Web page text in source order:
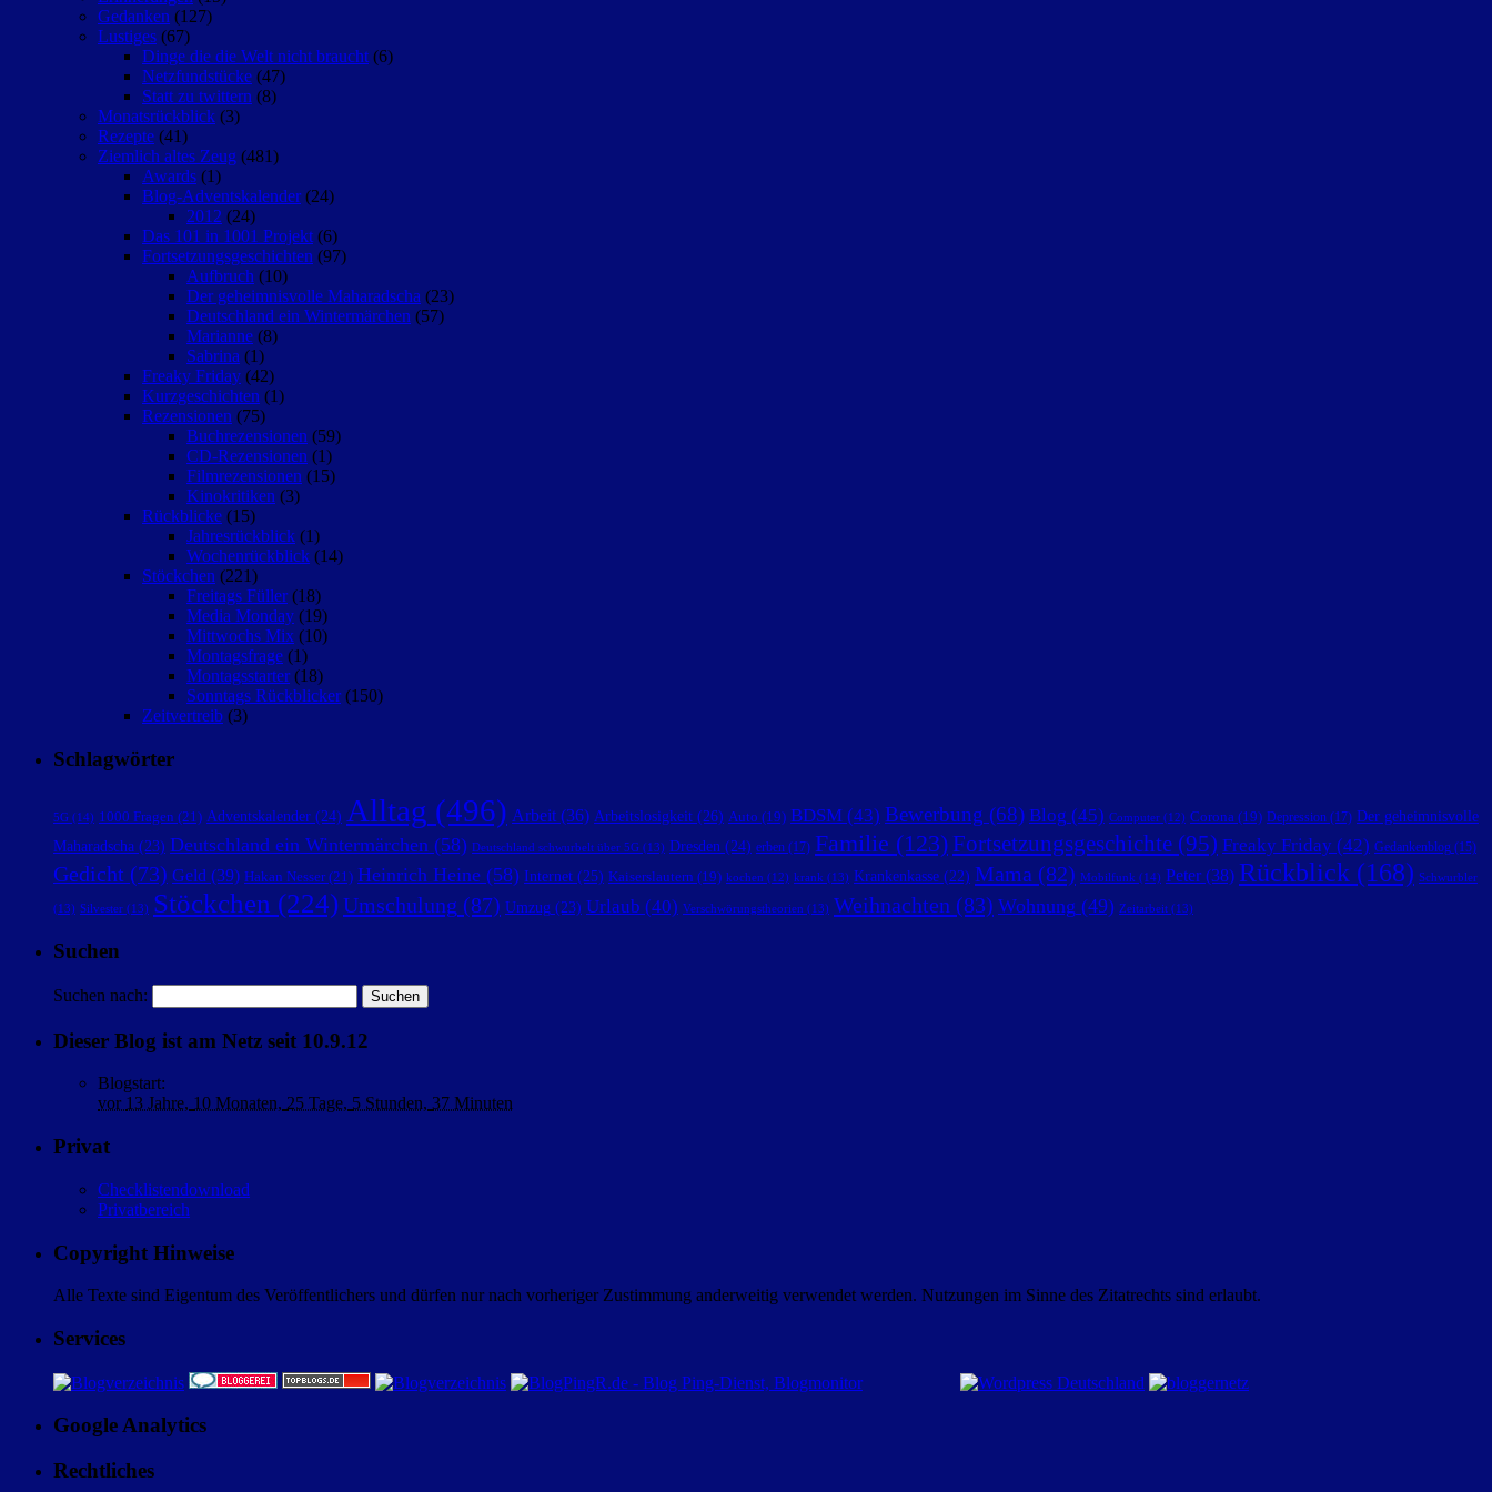
Gedanken (127)
Lustiges (67)
Dinge die die Welt nicht braucht (6)
Netzfundstücke (47)
Statt zu twittern (8)
Monatsrückblick (3)
Rezepte (41)
Ziemlich altes Zeug (481)
Awards (1)
Blog-Adventskalender (24)
2012 (24)
Das 101 in 1001 Projekt (6)
Fortsetzungsgeschichten (97)
Aufbruch (10)
Der geheimnisvolle Maharadscha (23)
Deutschland ein Wintermärchen (57)
Marianne (8)
Sabrina (1)
Freaky Friday (42)
Kurzgeschichten (1)
Rezensionen (75)
Buchrezensionen (59)
CD-Rezensionen (1)
Filmrezensionen (15)
Kinokritiken (3)
Rückblicke (15)
Jahresrückblick (1)
Wochenrückblick (14)
Stöckchen (221)
Freitags Füller (18)
Media Monday (19)
Mittwochs Mix (10)
Montagsfrage (1)
Montagsstarter (18)
Sonntags Rückblicker (150)
Zeitvertreib (3)
Schlagwörter
5G (14) 1000 Fragen (21) Adventskalender (24) Alltag (496) Arbeit (36) Arbeitslosigkeit (26) Auto (19) BDSM (43) Bewerbung (68) Blog (45) Computer (12) Corona (19) Depression (17) Der geheimnisvolle
Maharadscha (23) Deutschland ein Wintermärchen (58) Deutschland schwurbelt über 5G (13) Dresden (24) erben (17) Familie (123)Fortsetzungsgeschichte (95) Freaky Friday (42) Gedankenblog (15)
Gedicht (73) Geld (39) Hakan Nesser(21) Heinrich Heine (58) Internet (25) Kaiserslautern (19) kochen (12) krank (13) Krankenkasse (22) Mama (82) Mobilfunk (14) Peter (38) Rückblick (168) Schwurbler
(13) Silvester (13) Stöckchen (224)Umschulung (87) Umzug (23) Urlaub (40) Verschwörungstheorien (13) Weihnachten (83) Wohnung (49) Zeitarbeit (13)
Suchen
Suchen nach:
Dieser Blog ist am Netz seit 10.9.12
Blogstart:
vor 13 Jahre, 10 Monaten, 25 Tage, 5 Stunden, 37 Minuten
Privat
Checklistendownload
Privatbereich
Copyright Hinweise
Alle Texte sind Eigentum des Veröffentlichers und dürfen nur nach vorheriger Zustimmung anderweitig verwendet werden. Nutzungen im Sinne des Zitatrechts sind erlaubt.
Services
Google Analytics
Rechtliches